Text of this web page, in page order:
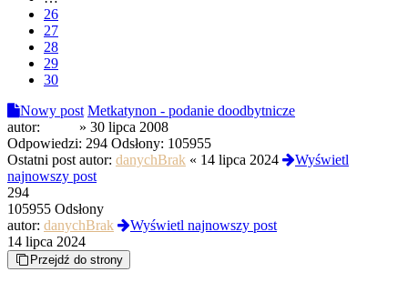
26
27
28
29
30
Nowy post Metkatynon - podanie doodbytnicze
autor:
» 30 lipca 2008
Odpowiedzi: 294 Odsłony: 105955
Ostatni post autor: danychBrak « 14 lipca 2024
Wyświetl
najnowszy post
294
105955 Odsłony
autor: danychBrak
Wyświetl najnowszy post
14 lipca 2024
Przejdź do strony